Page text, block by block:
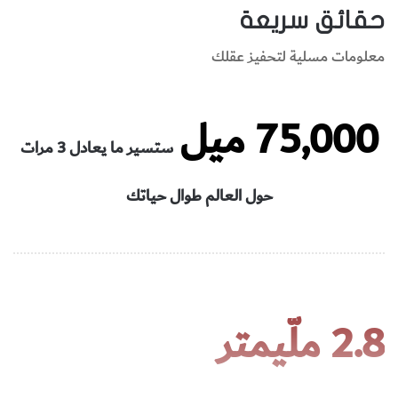
حقائق سريعة
معلومات مسلية لتحفيز عقلك
75,000 ميل
ستسير ما يعادل 3 مرات
حول العالم طوال حياتك
2.8 ملّيمتر